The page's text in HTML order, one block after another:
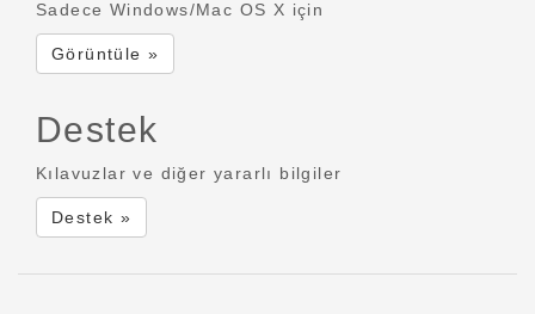
Sadece Windows/Mac OS X için
Görüntüle »
Destek
Kılavuzlar ve diğer yararlı bilgiler
Destek »